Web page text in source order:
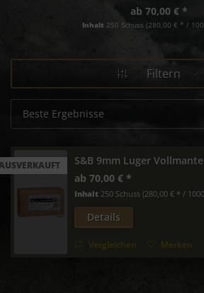
ab 70,00 € *
Inhalt 250 Schuss (280,00 € * /
Filtern
S&B 9mm Luger
ab 70,00 € *
Inhalt 250 Schuss (280,00 € * /
Details
Vergleichen Merken